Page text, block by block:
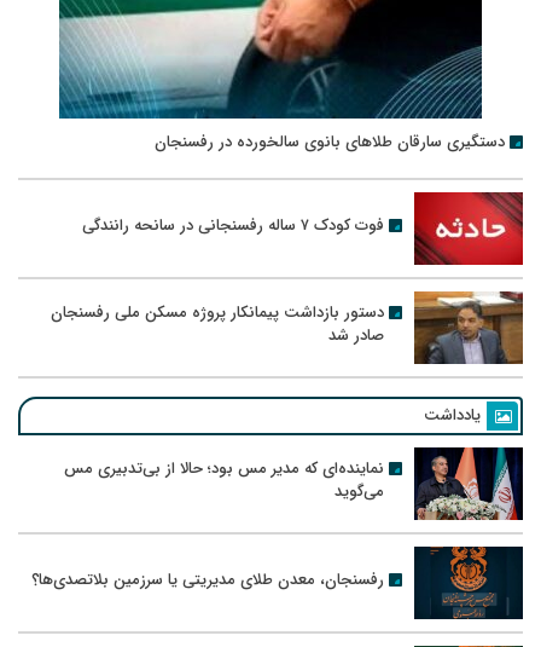
دستگیری سارقان طلاهای بانوی سالخورده در رفسنجان
فوت کودک ۷ ساله رفسنجانی در سانحه رانندگی
دستور بازداشت پیمانکار پروژه مسکن ملی رفسنجان
صادر شد
یادداشت
نماینده‌ای که مدیر مس بود؛ حالا از بی‌تدبیری مس
می‌گوید
رفسنجان، معدن طلای مدیریتی یا سرزمین بلاتصدی‌ها؟